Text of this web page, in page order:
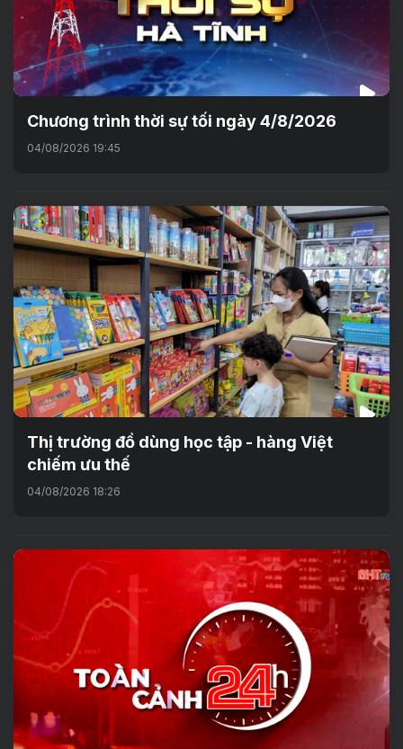
Chương trình thời sự tối ngày 4/8/2026
04/08/2026 19:45
Thị trường đồ dùng học tập - hàng Việt
chiếm ưu thế
04/08/2026 18:26